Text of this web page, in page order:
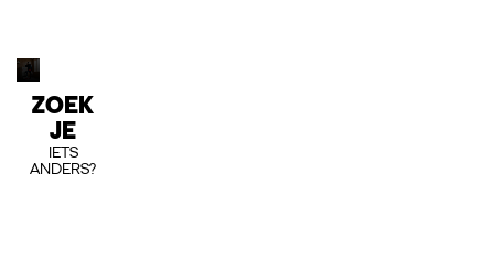
ZOEK
JE
IETS
ANDERS?